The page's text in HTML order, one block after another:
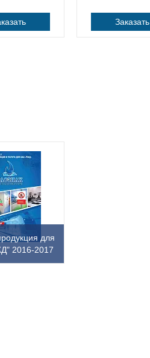
Заказать
для
2016-2017